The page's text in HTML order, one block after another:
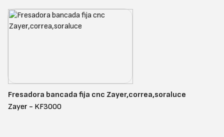
Fresadora bancada fija cnc Zayer,correa,soraluce
Zayer - KF3000